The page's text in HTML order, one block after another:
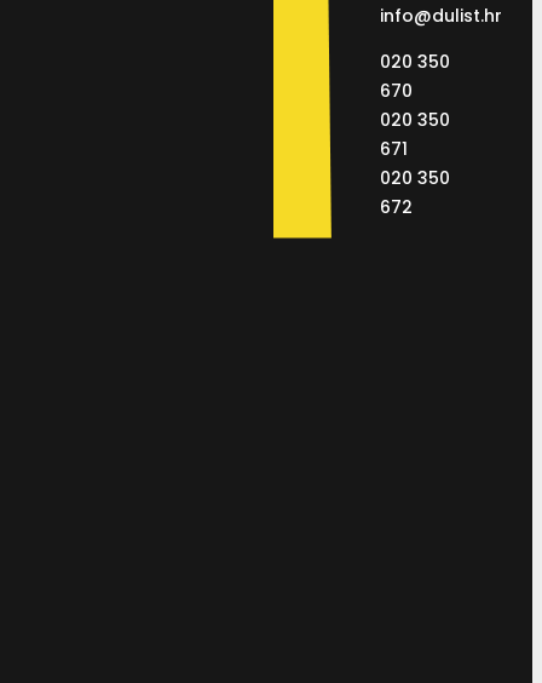
info@dulist.hr
020 350
670
020 350
671
020 350
672